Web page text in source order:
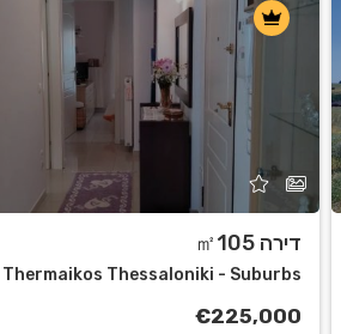
דירה ㎡105
Thermaikos Thessaloniki - Suburbs
€225,000